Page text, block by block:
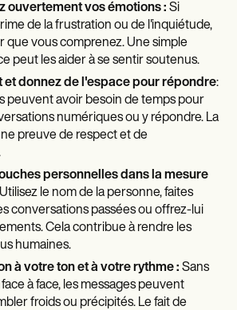
ouvertement vos émotions : Si
de la frustration ou de l'inquiétude,
que vous comprenez. Une simple
peut les aider à se sentir soutenus.
et donnez de l'espace pour répondre:
peuvent avoir besoin de temps pour
numériques ou y répondre. La
preuve de respect et de
personnelles dans la mesure
Utilisez le nom de la personne, faites
conversations passées ou offrez-lui
Cela contribue à rendre les
humaines.
à votre ton et à votre rythme : Sans
à face, les messages peuvent
froids ou précipités. Le fait de